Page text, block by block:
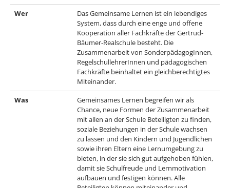
Wer
Das Gemeinsame Lernen ist ein lebendiges
System, dass durch eine enge und offene
Kooperation aller Fachkräfte der Gertrud-
Bäumer-Realschule besteht. Die
Zusammenarbeit von SonderpädagogInnen,
RegelschullehrerInnen und pädagogischen
Fachkräfte beinhaltet ein gleichberechtigtes
Miteinander.
Was
Gemeinsames Lernen begreifen wir als
Chance, neue Formen der Zusammenarbeit
mit allen an der Schule Beteiligten zu finden,
soziale Beziehungen in der Schule wachsen
zu lassen und den Kindern und Jugendlichen
sowie ihren Eltern eine Lernumgebung zu
bieten, in der sie sich gut aufgehoben fühlen,
damit sie Schulfreude und Lernmotivation
aufbauen und festigen können. Alle